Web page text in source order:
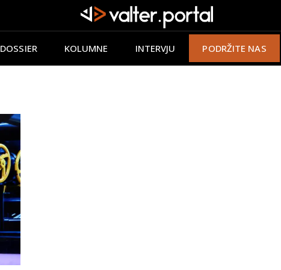
DOSSIER KOLUMNE INTERVJU PODRŽITE NAS